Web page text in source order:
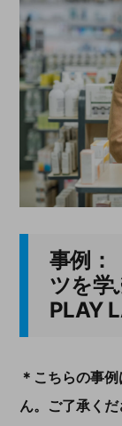
事例：
ツを学
PLAY
＊こちらの事
ん。ご了承くだ